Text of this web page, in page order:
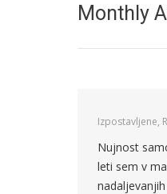
Monthly
Izpostavljene,
Nujnost
leti sem v